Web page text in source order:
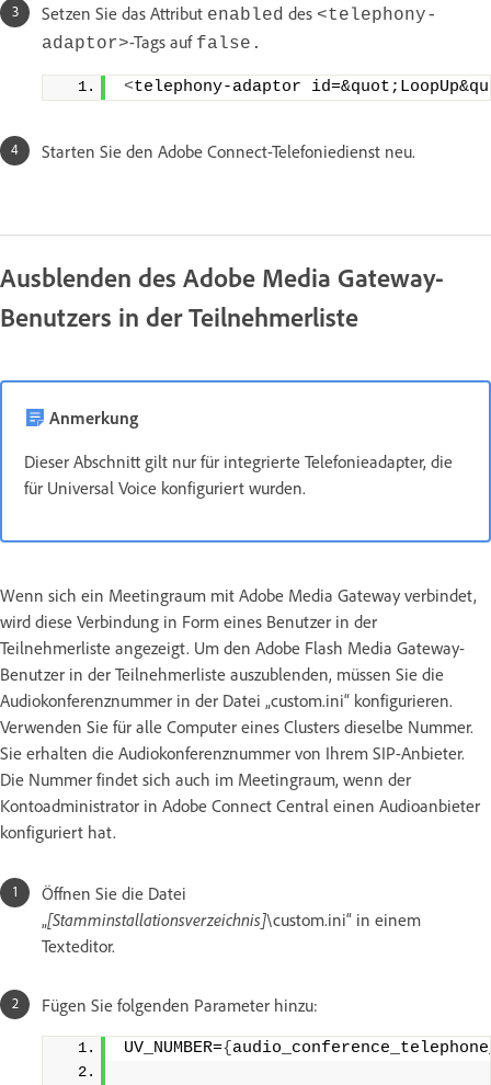
Setzen Sie das Attribut enabled des <telephony-
adaptor>-Tags auf false.
<telephony-adaptor
Starten Sie den Adobe Connect-Telefoniedienst neu.
Ausblenden des Adobe Media Gateway-
Benutzers in der Teilnehmerliste
Anmerkung
Dieser Abschnitt gilt nur für integrierte Telefonieadapter, die
für Universal Voice konfiguriert wurden.
Wenn sich ein Meetingraum mit Adobe Media Gateway verbindet,
wird diese Verbindung in Form eines Benutzer in der
Teilnehmerliste angezeigt. Um den Adobe Flash Media Gateway-
Benutzer in der Teilnehmerliste auszublenden, müssen Sie die
Audiokonferenznummer in der Datei „custom.ini“ konfigurieren.
Verwenden Sie für alle Computer eines Clusters dieselbe Nummer.
Sie erhalten die Audiokonferenznummer von Ihrem SIP-Anbieter.
Die Nummer findet sich auch im Meetingraum, wenn der
Kontoadministrator in Adobe Connect Central einen Audioanbieter
konfiguriert hat.
Öffnen Sie die Datei
„[Stamminstallationsverzeichnis]\custom.ini“ in einem
Texteditor.
Fügen Sie folgenden Parameter hinzu:
UV_NUMBER={